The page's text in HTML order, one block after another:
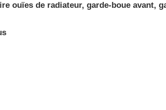
ouïes de radiateur, garde-boue avant,